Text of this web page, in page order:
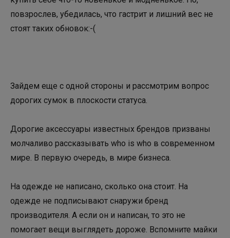
повзрослев, убедилась, что гастрит и лишний вес не
стоят таких обновок:-(
Зайдем еще с одной стороны и рассмотрим вопрос
дорогих сумок в плоскости статуса.
Дорогие аксессуары известных брендов призваны
молчаливо рассказывать who is who в современном
мире. В первую очередь, в мире бизнеса.
На одежде не написано, сколько она стоит. На
одежде не подписывают снаружи бренд
производителя. А если он и написан, то это не
помогает вещи выглядеть дороже. Вспомните майки